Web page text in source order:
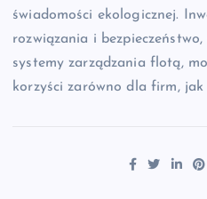
świadomości ekologicznej.
rozwiązania i
systemy zarządzania flotą,
korzyści zarówno dla firm,